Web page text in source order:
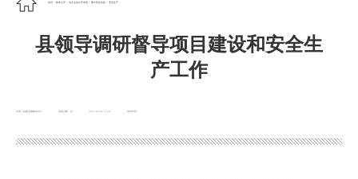
首页 政务公开 法定主动公开内容 重大民生信息 安全生产
县领导调研督导项目建设和安全生
产工作
浏览次数： 发布时间：
2025-09-02 11:04